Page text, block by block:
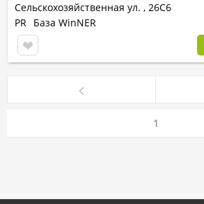
Сельскохозяйственная ул. , 26С6
PR База WinNER
1